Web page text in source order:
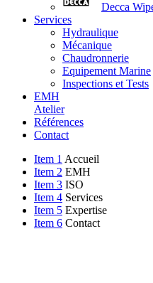
Decca
Services
Hydraulique
Mécanique
Chaudronnerie
Equipement Marine
Inspections et Tests
EMH
Atelier
Références
Contact
Item 1 Accueil
Item 2 EMH
Item 3 ISO
Item 4 Services
Item 5 Expertise
Item 6 Contact